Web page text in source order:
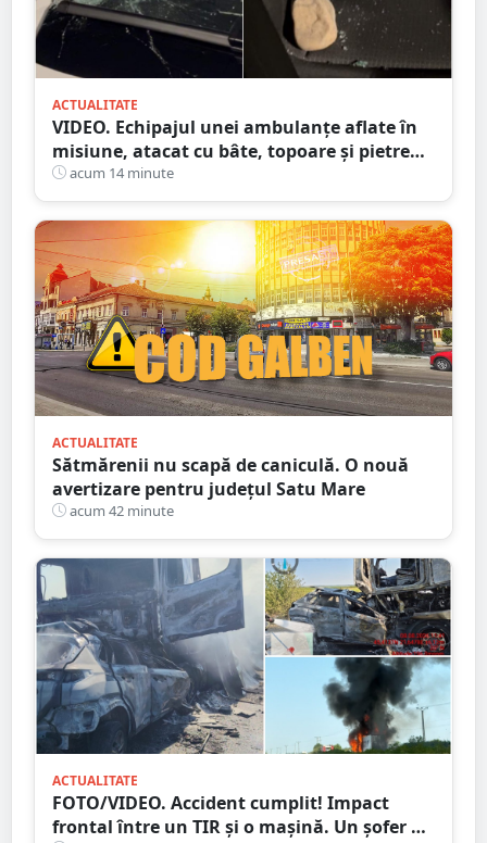
ACTUALITATE
VIDEO. Echipajul unei ambulanțe aflate în
misiune, atacat cu bâte, topoare și pietre
într-un județ din țară. Totul din cauza
zvonurilor de pe Tik Tok
acum 14 minute
ACTUALITATE
Sătmărenii nu scapă de caniculă. O nouă
avertizare pentru județul Satu Mare
acum 42 minute
ACTUALITATE
FOTO/VIDEO. Accident cumplit! Impact
frontal între un TIR și o mașină. Un șofer a